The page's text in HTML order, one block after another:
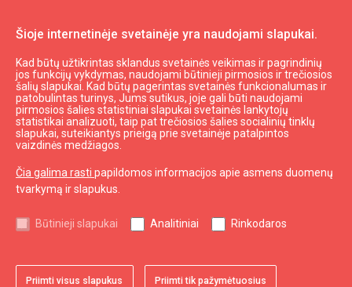
Šioje internetinėje svetainėje yra naudojami slapukai.
Kad būtų užtikrintas sklandus svetainės veikimas ir pagrindinių
jos funkcijų vykdymas, naudojami būtinieji pirmosios ir trečiosios
šalių slapukai. Kad būtų pagerintas svetainės funkcionalumas ir
patobulintas turinys, Jums sutikus, joje gali būti naudojami
pirmosios šalies statistiniai slapukai svetainės lankytojų
statistikai analizuoti, taip pat trečiosios šalies socialinių tinklų
slapukai, suteikiantys prieigą prie svetainėje patalpintos
vaizdinės medžiagos.
Čia galima rasti papildomos informacijos apie asmens duomenų
tvarkymą ir slapukus.
Būtinieji slapukai Analitiniai Rinkodaros
Priimti visus slapukus Priimti tik pažymėtuosius
Naudinga
Turizmo informacijos biuras